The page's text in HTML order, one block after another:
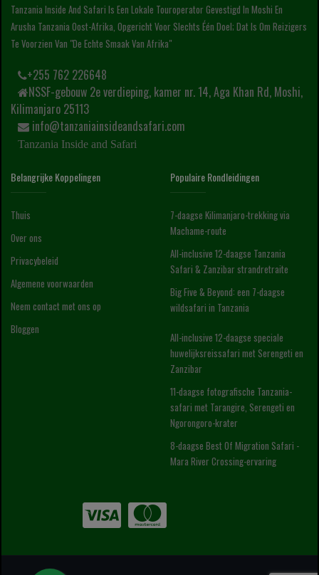
Tanzania Inside And Safari Is Een Lokale Touroperator Gevestigd In Moshi En
Arusha Tanzania Oost-Afrika, Opgericht Voor Slechts Één Doel; Dat Is Om Reizigers
Te Voorzien Van "de Echte Smaak Van Afrika"
+255 762 226648
NSSF-gebouw 2e verdieping, kamer nr. 14, Aga Khan Rd, Moshi,
Kilimanjaro 25113
info@tanzaniainsideandsafari.com
Tanzania Inside and Safari
Belangrijke Koppelingen
Thuis
Over ons
Privacybeleid
Algemene voorwaarden
Neem contact met ons op
Bloggen
Populaire Rondleidingen
7-daagse Kilimanjaro-trekking via
Machame-route
All-inclusive 12-daagse Tanzania
Safari & Zanzibar strandretraite
Big Five & Beyond: een 7-daagse
wildsafari in Tanzania
All-inclusive 12-daagse speciale
huwelijksreissafari met Serengeti en
Zanzibar
11-daagse fotografische Tanzania-
safari met Tarangire, Serengeti en
Ngorongoro-krater
8-daagse Best Of Migration Safari -
Mara River Crossing-ervaring